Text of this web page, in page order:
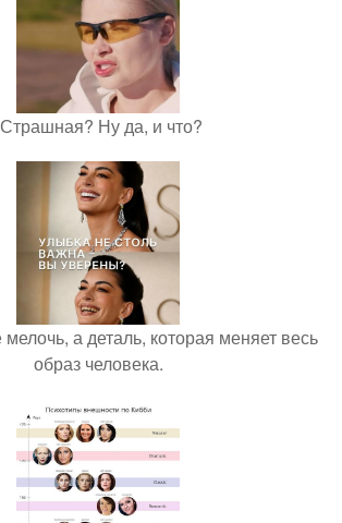
Ну да, и что?
а деталь, которая меняет весь
образ человека.